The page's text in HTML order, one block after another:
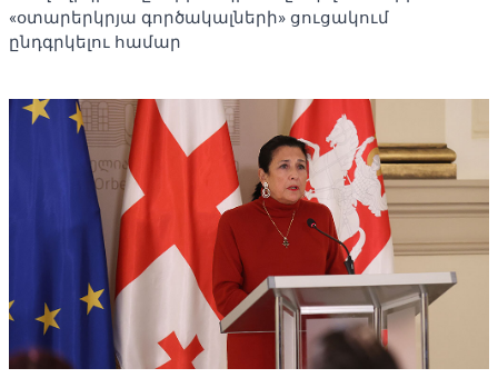
«օտարերկրյա գործակալների» ցուցակում
ընդգրկելու համար